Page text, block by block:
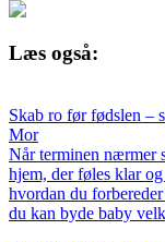
Læs også:
Skab ro før fødslen –
Mor
Når terminen nærmer
hjem, der føles klar
hvordan du
du kan byde baby